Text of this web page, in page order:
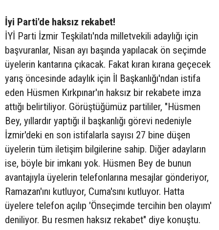
İyi Parti'de haksız rekabet!
İYİ Parti İzmir Teşkilatı'nda milletvekili adaylığı için
başvuranlar, Nisan ayı başında yapılacak ön seçimde
üyelerin kantarına çıkacak. Fakat kıran kırana geçecek
yarış öncesinde adaylık için İl Başkanlığı'ndan istifa
eden Hüsmen Kırkpınar'ın haksız bir rekabete imza
attığı belirtiliyor. Görüştüğümüz partililer, "Hüsmen
Bey, yıllardır yaptığı il başkanlığı görevi nedeniyle
İzmir'deki en son istifalarla sayısı 27 bine düşen
üyelerin tüm iletişim bilgilerine sahip. Diğer adayların
ise, böyle bir imkanı yok. Hüsmen Bey de bunun
avantajıyla üyelerin telefonlarına mesajlar gönderiyor,
Ramazan'ını kutluyor, Cuma'sını kutluyor. Hatta
üyelere telefon açılıp 'Önseçimde tercihin ben olayım'
deniliyor. Bu resmen haksız rekabet" diye konuştu.